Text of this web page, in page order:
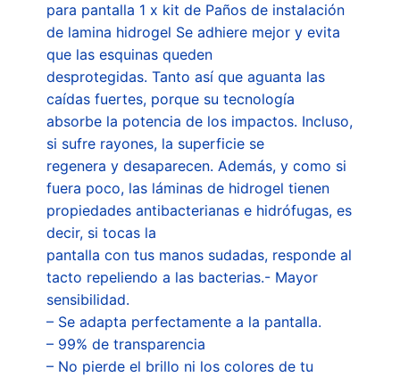
para pantalla 1 x kit de Paños de instalación
de lamina hidrogel Se adhiere mejor y evita
que las esquinas queden
desprotegidas. Tanto así que aguanta las
caídas fuertes, porque su tecnología
absorbe la potencia de los impactos. Incluso,
si sufre rayones, la superficie se
regenera y desaparecen. Además, y como si
fuera poco, las láminas de hidrogel tienen
propiedades antibacterianas e hidrófugas, es
decir, si tocas la
pantalla con tus manos sudadas, responde al
tacto repeliendo a las bacterias.- Mayor
sensibilidad.
– Se adapta perfectamente a la pantalla.
– 99% de transparencia
– No pierde el brillo ni los colores de tu